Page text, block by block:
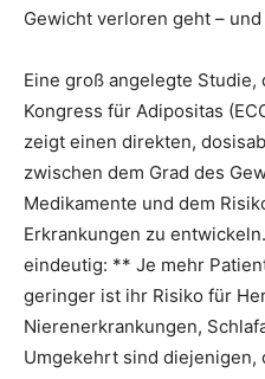
Gewicht verloren geht –
Eine groß angelegte Studie,
Kongress für Adipositas
zeigt einen direkten,
zwischen dem Grad des
Medikamente und dem
Erkrankungen zu
eindeutig: ** Je mehr
geringer ist ihr Risiko für
Nierenerkrankungen,
Umgekehrt sind diejenigen,